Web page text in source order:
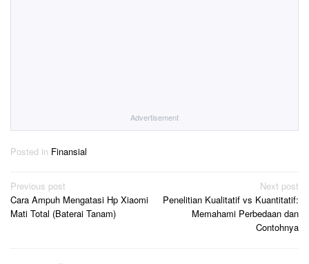
Advertisement
Posted in Finansial
Post
navigation
Previous post
Cara Ampuh Mengatasi Hp Xiaomi
Mati Total (Baterai Tanam)
Next post
Penelitian Kualitatif vs Kuantitatif:
Memahami Perbedaan dan
Contohnya